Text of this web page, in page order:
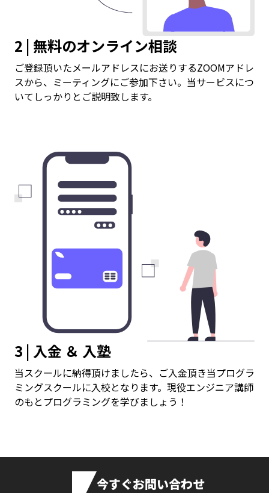
2 | 無料のオンライン相談
ご登録頂いたメールアドレスにお送りするZOOMアドレ
スから、ミーティングにご参加下さい。当サービスにつ
いてしっかりとご説明致します。
3 | 入金 ＆ 入塾
当スクールに納得頂けましたら、ご入金頂き当プログラ
ミングスクールに入校となります。現役エンジニア講師
のもとプログラミングを学びましょう！
今すぐお問い合わせ